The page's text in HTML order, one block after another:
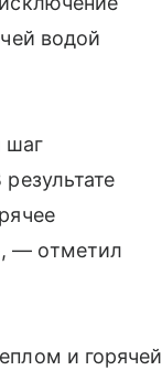
водой
шаг
— отметил
и горячей